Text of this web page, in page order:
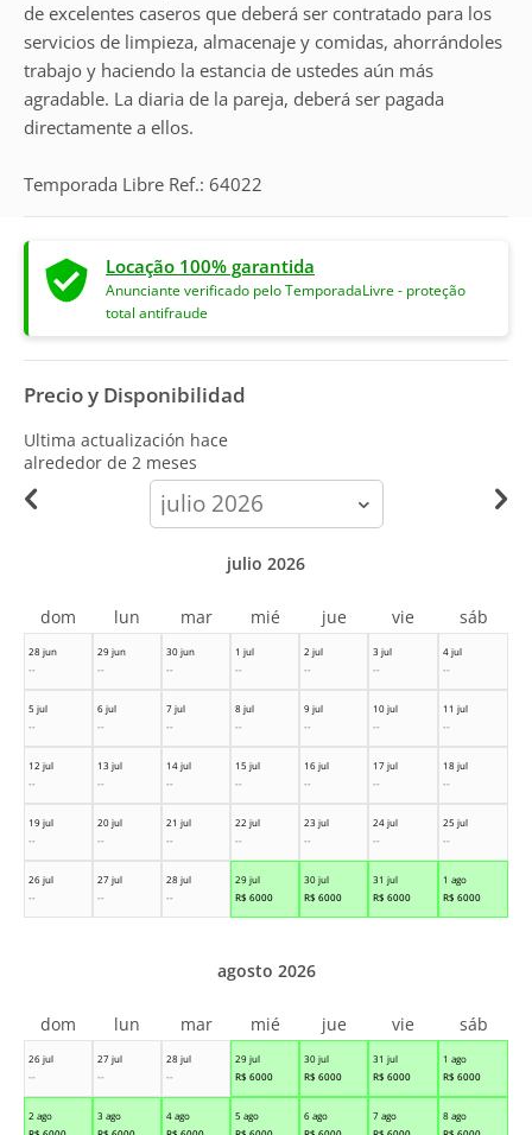
de excelentes caseros que deberá ser contratado para los
servicios de limpieza, almacenaje y comidas, ahorrándoles
trabajo y haciendo la estancia de ustedes aún más
agradable. La diaria de la pareja, deberá ser pagada
directamente a ellos.
Temporada Libre Ref.: 64022
Locação 100% garantida
Anunciante verificado pelo TemporadaLivre - proteção
total antifraude
Precio y Disponibilidad
Ultima actualización hace
alrededor de 2 meses
calendar-
month
28 jun
--
29 jun
--
30 jun
--
1 jul
--
2 jul
--
3 jul
--
4 jul
--
5 jul
--
6 jul
--
7 jul
--
8 jul
--
9 jul
--
10 jul
--
11 jul
--
12 jul
--
13 jul
--
14 jul
--
15 jul
--
16 jul
--
17 jul
--
18 jul
--
19 jul
--
20 jul
--
21 jul
--
22 jul
--
23 jul
--
24 jul
--
25 jul
--
26 jul
--
27 jul
--
28 jul
--
29 jul
R$ 6000
30 jul
R$ 6000
31 jul
R$ 6000
1 ago
R$ 6000
julio 2026
dom lun mar mié jue vie sáb
26 jul
--
27 jul
--
28 jul
--
29 jul
R$ 6000
30 jul
R$ 6000
31 jul
R$ 6000
1 ago
R$ 6000
2 ago
3 ago
4 ago
5 ago
6 ago
7 ago
8 ago
agosto 2026
dom lun mar mié jue vie sáb